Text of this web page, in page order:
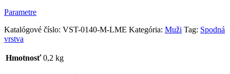
Parametre
Katalógové číslo: VST-0140-M-LME Kategória: Muži Tag: Spodná
vrstva
Hmotnosť 0,2 kg